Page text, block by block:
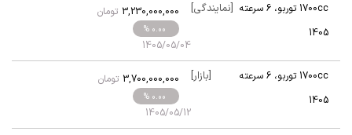
1700cc توربو ،
6 سرعته
اتوماتیک
[نمایندگی]
1405
1405/05/04
% 0.00
تومان 3,230,000,000
1700cc توربو ،
6 سرعته
اتوماتیک
[بازار]
1405
1405/05/12
% 0.00
تومان 3,700,000,000